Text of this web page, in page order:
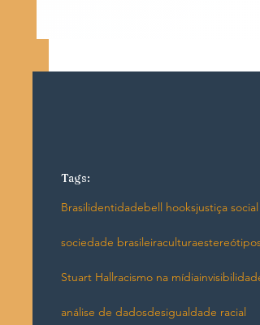
Tags:
Brasilidentidadebell hooksjustiça social
sociedade brasileiraculturaestereótipos
Stuart Hallracismo na mídiainvisibilidade
análise de dadosdesigualdade racial